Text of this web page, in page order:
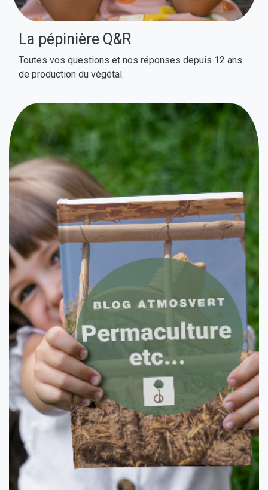
La pépinière Q&R
Toutes vos questions et nos réponses depuis 12 ans
de production du végétal.